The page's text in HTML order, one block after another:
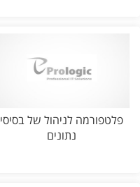
פלטפורמה לניהול של בסיסי
נתונים